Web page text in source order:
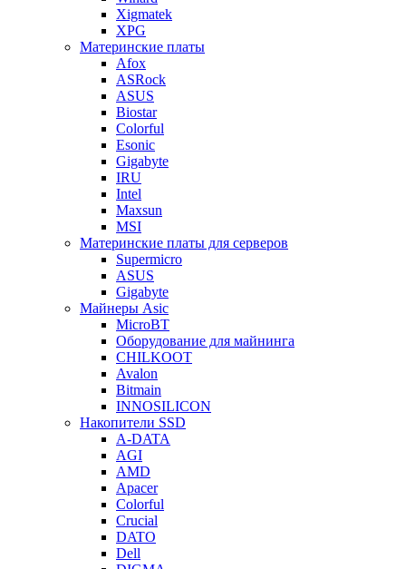
Xigmatek
XPG
Материнские платы
Afox
ASRock
ASUS
Biostar
Colorful
Esonic
Gigabyte
IRU
Intel
Maxsun
MSI
Материнские платы для серверов
Supermicro
ASUS
Gigabyte
Майнеры Asic
MicroBT
Оборудование для майнинга
CHILKOOT
Avalon
Bitmain
INNOSILICON
Накопители SSD
A-DATA
AGI
AMD
Apacer
Colorful
Crucial
DATO
Dell